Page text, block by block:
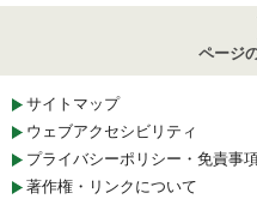
ページ
サイトマップ
ウェブアクセシビリティ
プライバシーポリシー・免責事
著作権・リンクについて